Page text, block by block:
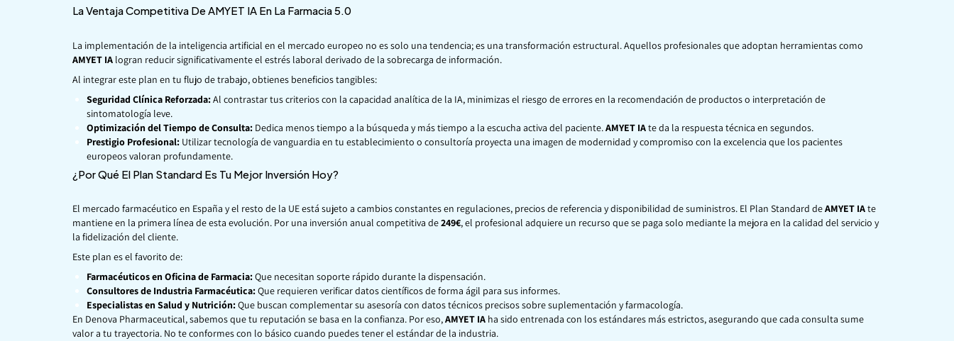
La Ventaja Competitiva De AMYET IA En La Farmacia 5.0
La implementación de la inteligencia artificial en el mercado europeo no es solo una tendencia; es una transformación estructural. Aquellos profesionales que adoptan herramientas como
AMYET IA logran reducir significativamente el estrés laboral derivado de la sobrecarga de información.
Al integrar este plan en tu flujo de trabajo, obtienes beneficios tangibles:
Seguridad Clínica Reforzada:Al contrastar tus criterios con la capacidad analítica de la IA, minimizas el riesgo de errores en la recomendación de productos o interpretación de
sintomatología leve.
Optimización del Tiempo de Consulta: Dedica menos tiempo a la búsqueda y más tiempo a la escucha activa del paciente.AMYET IAte da la respuesta técnica en segundos.
Prestigio Profesional: Utilizar tecnología de vanguardia en tu establecimiento o consultoría proyecta una imagen de modernidad y compromiso con la excelencia que los pacientes
europeos valoran profundamente.
¿Por Qué El Plan Standard Es Tu Mejor Inversión Hoy?
El mercado farmacéutico en España y el resto de la UE está sujeto a cambios constantes en regulaciones, precios de referencia y disponibilidad de suministros. El Plan Standard deAMYET IAte
mantiene en la primera línea de esta evolución. Por una inversión anual competitiva de249€, el profesional adquiere un recurso que se paga solo mediante la mejora en la calidad del servicio y
la fidelización del cliente.
Este plan es el favorito de:
Farmacéuticos en Oficina de Farmacia:Que necesitan soporte rápido durante la dispensación.
Consultores de Industria Farmacéutica:Que requieren verificar datos científicos de forma ágil para sus informes.
Especialistas en Salud y Nutrición:Que buscan complementar su asesoría con datos técnicos precisos sobre suplementación y farmacología.
En Denova Pharmaceutical, sabemos que tu reputación se basa en la confianza. Por eso,AMYET IA ha sido entrenada con los estándares más estrictos, asegurando que cada consulta sume
valor a tu trayectoria. No te conformes con lo básico cuando puedes tener el estándar de la industria.